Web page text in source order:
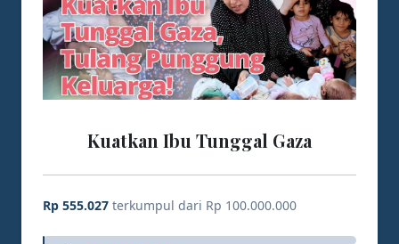
Kuatkan Ibu Tunggal Gaza
Rp 555.027 terkumpul dari Rp 100.000.000